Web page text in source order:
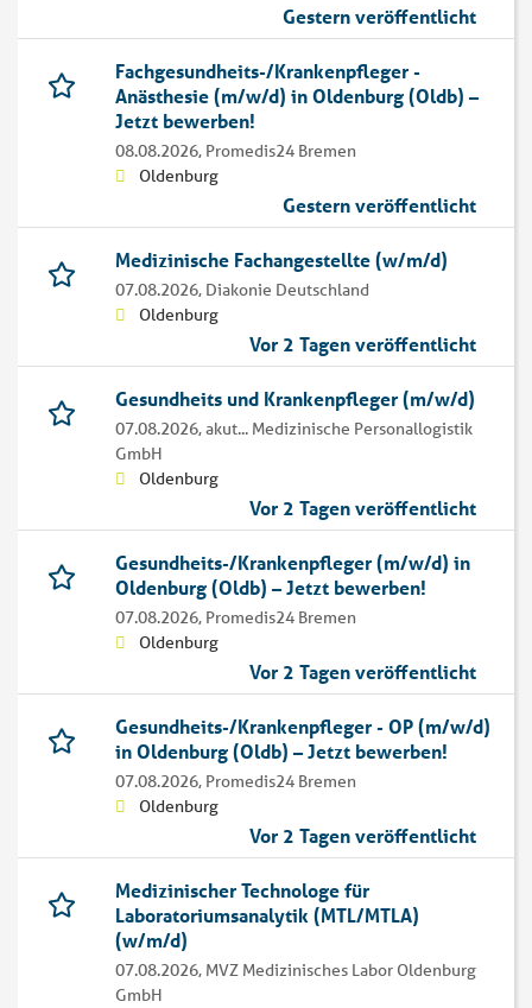
Gestern veröffentlicht
Fachgesundheits-/Krankenpfleger -
Anästhesie (m/w/d) in Oldenburg (Oldb) –
Jetzt bewerben!
08.08.2026, Promedis24 Bremen
Oldenburg
Gestern veröffentlicht
Medizinische Fachangestellte (w/m/d)
07.08.2026, Diakonie Deutschland
Oldenburg
Vor 2 Tagen veröffentlicht
Gesundheits und Krankenpfleger (m/w/d)
07.08.2026,akut... Medizinische Personallogistik
GmbH
Oldenburg
Vor 2 Tagen veröffentlicht
Gesundheits-/Krankenpfleger (m/w/d) in
Oldenburg (Oldb) – Jetzt bewerben!
07.08.2026, Promedis24 Bremen
Oldenburg
Vor 2 Tagen veröffentlicht
Gesundheits-/Krankenpfleger - OP (m/w/d)
in Oldenburg (Oldb) – Jetzt bewerben!
07.08.2026, Promedis24 Bremen
Oldenburg
Vor 2 Tagen veröffentlicht
Medizinischer Technologe für
Laboratoriumsanalytik (MTL/MTLA)
(w/m/d)
07.08.2026, MVZ Medizinisches Labor Oldenburg
GmbH